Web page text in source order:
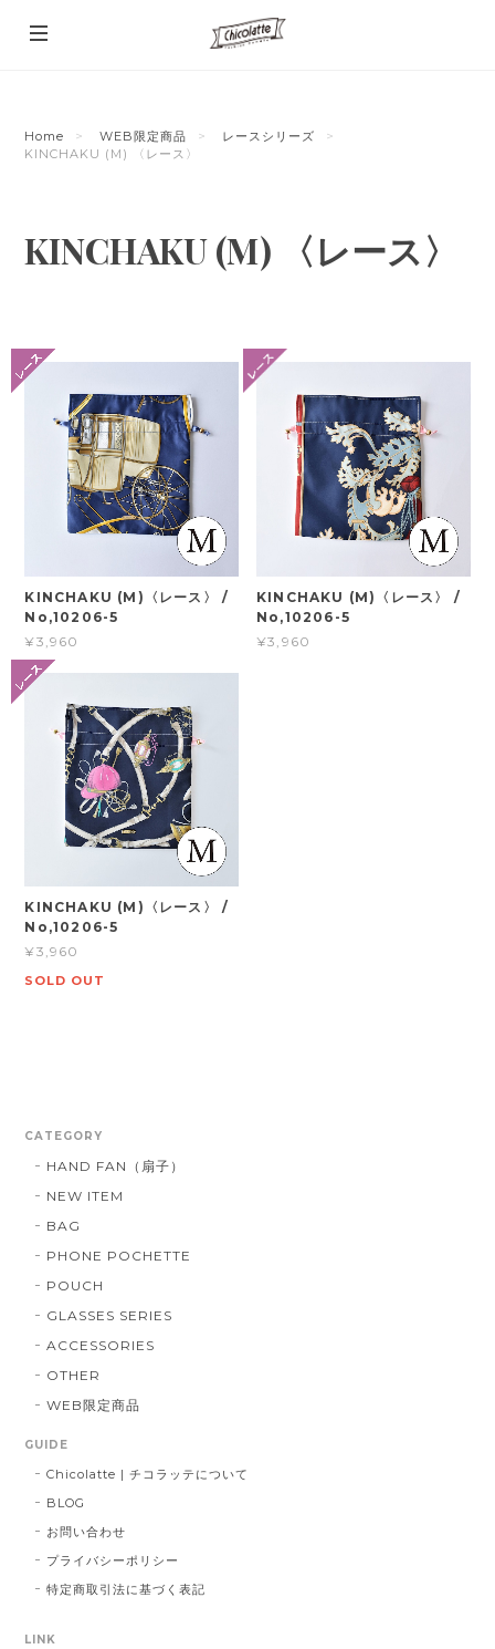
Home WEB限定商品
レースシリーズ
KINCHAKU (M) 〈レース〉
KINCHAKU (M) 〈レース〉
KINCHAKU (M)〈レース〉 /
No,10206-5
¥3,960
KINCHAKU (M)〈レース〉 /
No,10206-5
¥3,960
KINCHAKU (M)〈レース〉 /
No,10206-5
¥3,960
SOLD OUT
CATEGORY
HAND FAN（扇子）
NEW ITEM
BAG
PHONE POCHETTE
POUCH
GLASSES SERIES
ACCESSORIES
OTHER
WEB限定商品
GUIDE
Chicolatte | チコラッテについて
BLOG
お問い合わせ
プライバシーポリシー
特定商取引法に基づく表記
LINK